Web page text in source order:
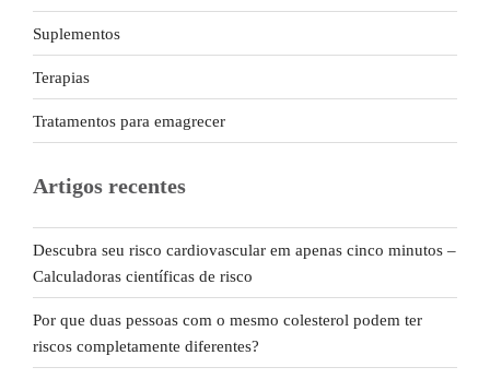
Suplementos
Terapias
Tratamentos para emagrecer
Artigos recentes
Descubra seu risco cardiovascular em apenas cinco minutos –
Calculadoras científicas de risco
Por que duas pessoas com o mesmo colesterol podem ter
riscos completamente diferentes?